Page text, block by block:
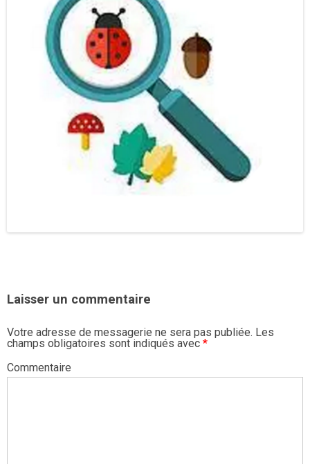
Laisser un commentaire
Votre adresse de messagerie ne sera pas publiée. Les
champs obligatoires sont indiqués avec *
Commentaire